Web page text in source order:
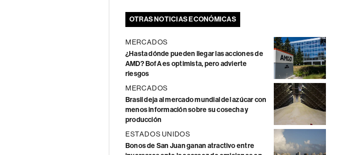
OTRAS NOTICIAS ECONÓMICAS
MERCADOS
¿Hasta dónde pueden llegar las acciones de
AMD? BofA es optimista, pero advierte
riesgos
MERCADOS
Brasil deja al mercado mundial del azúcar con
menos información sobre su cosecha y
producción
ESTADOS UNIDOS
Bonos de San Juan ganan atractivo entre